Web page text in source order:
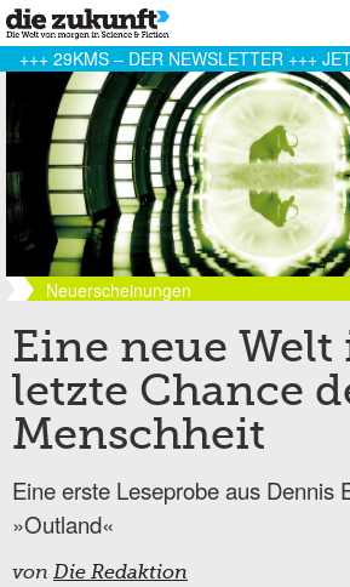
+++ 29KMS – DER NEWSLETTER +++
Neuerscheinungen
Eine neue Welt
letzte Chance
Menschheit
Eine erste Leseprobe aus Dennis
»Outland«
von Die Redaktion